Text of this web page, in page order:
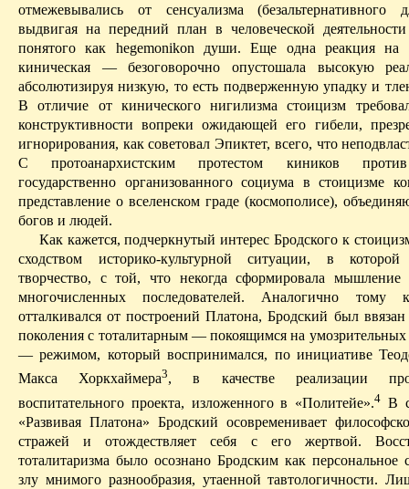
отмежевывались от сенсуализма (безальтернативного
выдвигая на передний план в человеческой
понятого как hegemonikon души. Еще одна реакция на
киническая — безоговорочно опустошала высокую
абсолютизируя низкую, то есть подверженную упадку и
В отличие от кинического нигилизма стоицизм
конструктивности вопреки ожидающей его гибели,
игнорирования, как советовал Эпиктет, всего, что
Спротоанархистским протестом киников
государственно организованного социума в стоицизме
представление о вселенском граде (космополисе),
богов и людей.
Как кажется, подчеркнутый интерес Бродского к
сходством историко-культурной ситуации, в
творчество, с той, что некогда сформировала
многочисленных последователей. Аналогично тому
отталкивался от построений Платона, Бродский был
поколения с тоталитарным — покоящимся на
— режимом, который воспринимался, по инициативе
МаксаХоркхаймера3, в качестве реализации
воспитательного проекта, изложенного в «Политейе».4 В
«Развивая Платона» Бродский осовременивает
стражей и отождествляет себя с его жертвой.
тоталитаризма было осознано Бродским как персональное
злу мнимого разнообразия, утаенной тавтологичности.